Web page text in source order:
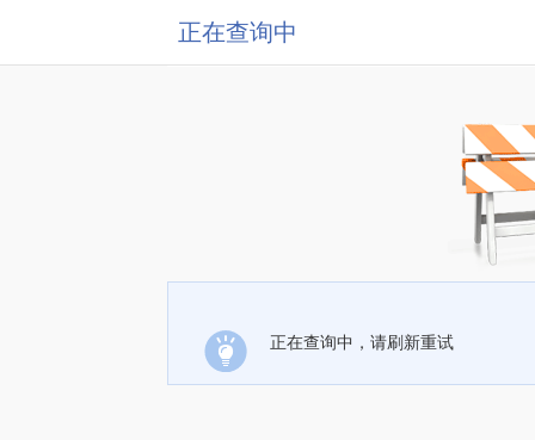
正在查询中
正在查询中，请刷新重试